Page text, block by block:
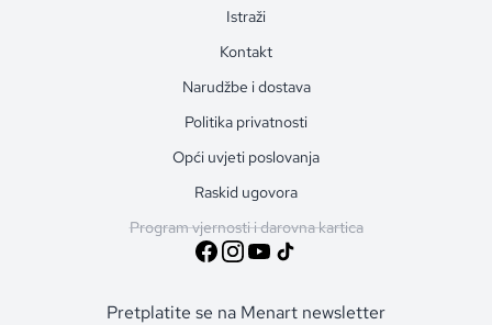
Istraži
Kontakt
Narudžbe i dostava
Politika privatnosti
Opći uvjeti poslovanja
Raskid ugovora
Program vjernosti i darovna kartica
Pretplatite se na Menart newsletter